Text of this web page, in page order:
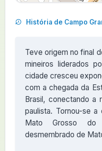
História de Campo
Teve origem no final
mineiros liderados
cidade cresceu
com a chegada da
Brasil, conectando a
paulista. Tornou-se
Mato Grosso
desmembrado de